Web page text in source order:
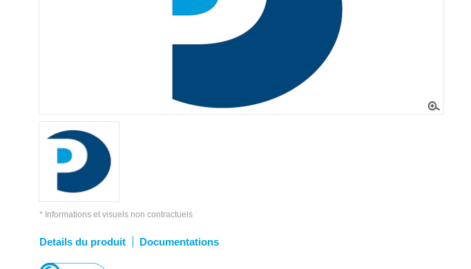
* Informations et visuels non contractuels
Details du produit Documentations